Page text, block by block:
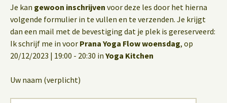
Je kan gewoon inschrijven voor deze les door het hierna
volgende formulier in te vullen en te verzenden. Je krijgt
dan een mail met de bevestiging dat je plek is gereserveerd:
Ik schrijf me in voor Prana Yoga Flow woensdag, op
20/12/2023 | 19:00 - 20:30 in Yoga Kitchen
Uw naam (verplicht)